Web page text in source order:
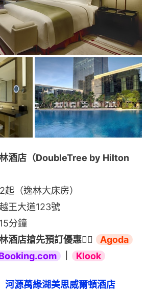
酒店（DoubleTree by Hilton
（逸林大床房）
王大道123號
分鐘
酒店搶先預訂優惠👉🏻
Agoda
Klook
河源萬綠湖美思威爾頓酒店